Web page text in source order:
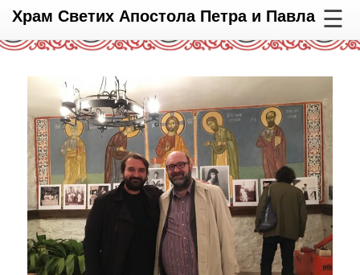
Храм Светих Апостола Петра и Павла ☰